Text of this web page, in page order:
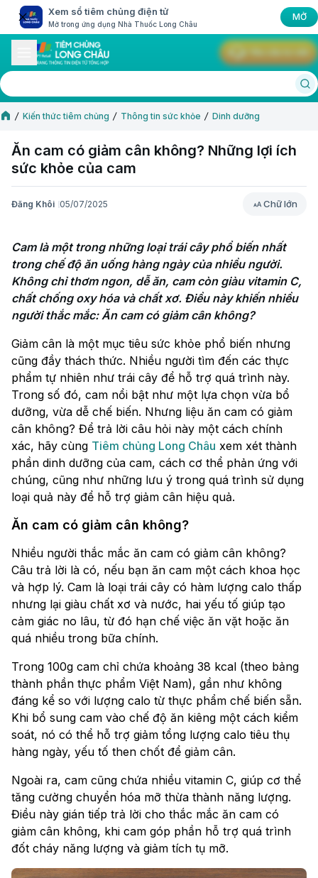
Xem sổ tiêm chủng điện tử
Mở trong ứng dụng Nhà Thuốc Long Châu
MỞ
Kiến thức tiêm chủng Thông tin sức khỏe Dinh dưỡng
Ăn cam có giảm cân không? Những lợi ích
sức khỏe của cam
Đăng Khôi 05/07/2025 Chữ lớn
Chữ lớn
Cam là một trong những loại trái cây phổ biến nhất
trong chế độ ăn uống hàng ngày của nhiều người.
Không chỉ thơm ngon, dễ ăn, cam còn giàu vitamin C,
chất chống oxy hóa và chất xơ. Điều này khiến nhiều
người thắc mắc: Ăn cam có giảm cân không?
Giảm cân là một mục tiêu sức khỏe phổ biến nhưng
cũng đầy thách thức. Nhiều người tìm đến các thực
phẩm tự nhiên như trái cây để hỗ trợ quá trình này.
Trong số đó, cam nổi bật như một lựa chọn vừa bổ
dưỡng, vừa dễ chế biến. Nhưng liệu ăn cam có giảm
cân không? Để trả lời câu hỏi này một cách chính
xác, hãy cùng Tiêm chủng Long Châu xem xét thành
phần dinh dưỡng của cam, cách cơ thể phản ứng với
chúng, cũng như những lưu ý trong quá trình sử dụng
loại quả này để hỗ trợ giảm cân hiệu quả.
Ăn cam có giảm cân không?
Nhiều người thắc mắc ăn cam có giảm cân không?
Câu trả lời là có, nếu bạn ăn cam một cách khoa học
và hợp lý. Cam là loại trái cây có hàm lượng calo thấp
nhưng lại giàu chất xơ và nước, hai yếu tố giúp tạo
cảm giác no lâu, từ đó hạn chế việc ăn vặt hoặc ăn
quá nhiều trong bữa chính.
Trong 100g cam chỉ chứa khoảng 38 kcal (theo bảng
thành phần thực phẩm Việt Nam), gần như không
đáng kể so với lượng calo từ thực phẩm chế biến sẵn.
Khi bổ sung cam vào chế độ ăn kiêng một cách kiểm
soát, nó có thể hỗ trợ giảm tổng lượng calo tiêu thụ
hàng ngày, yếu tố then chốt để giảm cân.
Ngoài ra, cam cũng chứa nhiều vitamin C, giúp cơ thể
tăng cường chuyển hóa mỡ thừa thành năng lượng.
Điều này gián tiếp trả lời cho thắc mắc ăn cam có
giảm cân không, khi cam góp phần hỗ trợ quá trình
đốt cháy năng lượng và giảm tích tụ mỡ.